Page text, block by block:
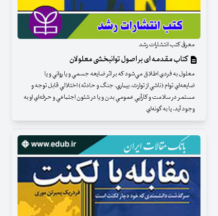
معرفی کتب انتشارات رشد
کتاب مقدمه ای بر اصول توانبخشی معلولان
معلول به فردي اطلاق مي‌شود كه بر اثر ضايعه جسمي و يا رواني و يا
ضايعه‌اي توام (ناشي از توارث، بيماري، جنگ و حادثه) اختلالي قابل توجه و
مستمر در سلامت و كارآيي عمومي بدن و يا در شئون اجتماعي و حرفه‌اي او به
وجود آيد. يا به گونه‌اي